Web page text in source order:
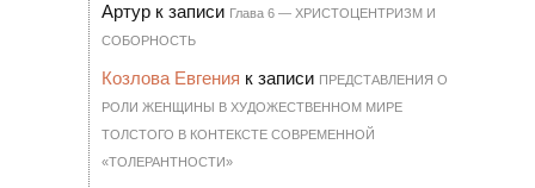
Артур к записи Гла­ва 6 — ХРИ­С­ТО­ЦЕН­Т­РИЗМ И
СО­БОР­НОСТЬ
Козлова Евгения к записи ПРЕДСТАВЛЕНИЯ О
РОЛИ ЖЕНЩИНЫ В ХУДОЖЕСТВЕННОМ МИРЕ
ТОЛСТОГО В КОНТЕКСТЕ СОВРЕМЕННОЙ
«ТОЛЕРАНТНОСТИ»